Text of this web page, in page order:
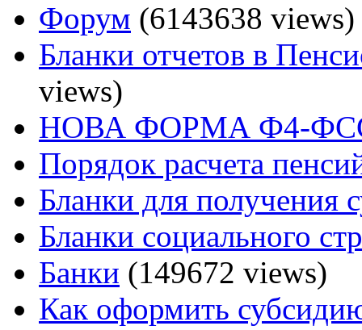
Форум (6143638 views)
Бланки отчетов в
views)
НОВА ФОРМА Ф4-
Порядок расчета
Бланки для получения
Бланки социального
Банки (149672 views)
Как оформить